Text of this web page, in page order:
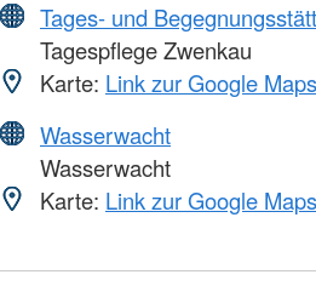
Tages- und
Tagespflege Zwenkau
Karte: Link zur Google
Wasserwacht
Wasserwacht
Karte: Link zur Google